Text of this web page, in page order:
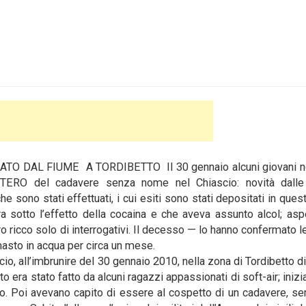
DAL FIUME A TORDIBETTO Il 30 gennaio alcuni giovani
del cadavere senza nome nel Chiascio: novità
sono stati effettuati, i cui esiti sono stati depositati in
sotto l’effetto della cocaina e che aveva assunto alcol;
ricco solo di interrogativi. Il decesso — lo hanno confermato
in acqua per circa un mese.
all’imbrunire del 30 gennaio 2010, nella zona di Tordibetto
era stato fatto da alcuni ragazzi appassionati di soft-air;
Poi avevano capito di essere al cospetto di un cadavere,